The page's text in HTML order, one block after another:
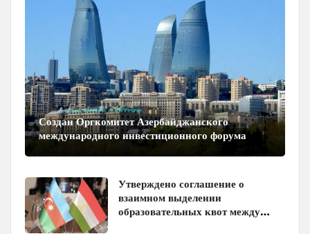
Создан Оргкомитет Азербайджанского
международного инвестиционного форума
Утверждено соглашение о
взаимном выделении
образовательных квот между